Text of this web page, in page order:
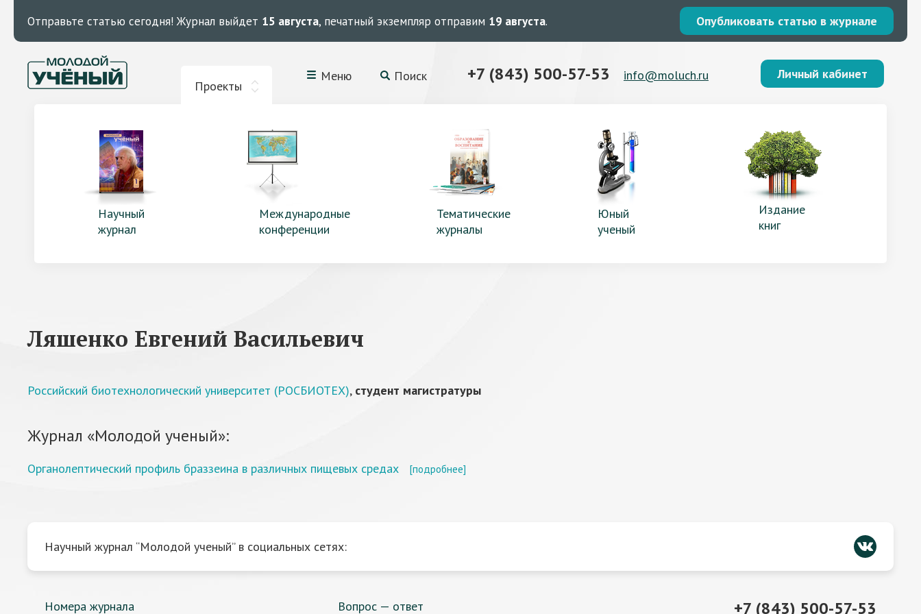
Отправьте статью сегодня! Журнал выйдет 15 августа, печатный экземпляр отправим 19 августа. Опубликовать статью в журнале
Проекты
Меню Поиск +7 (843) 500-57-53 info@moluch.ru Личный кабинет
Научный
журнал
Международные
конференции
Тематические
журналы
Юный
ученый
Издание
книг
Ляшенко Евгений Васильевич
Российский биотехнологический университет (РОСБИОТЕХ), студент магистратуры
Журнал «Молодой ученый»:
Органолептический профиль браззеина в различных пищевых средах [подробнее]
Научный журнал “Молодой ученый” в социальных сетях:
Номера журнала Вопрос — ответ +7 (843) 500-57-53